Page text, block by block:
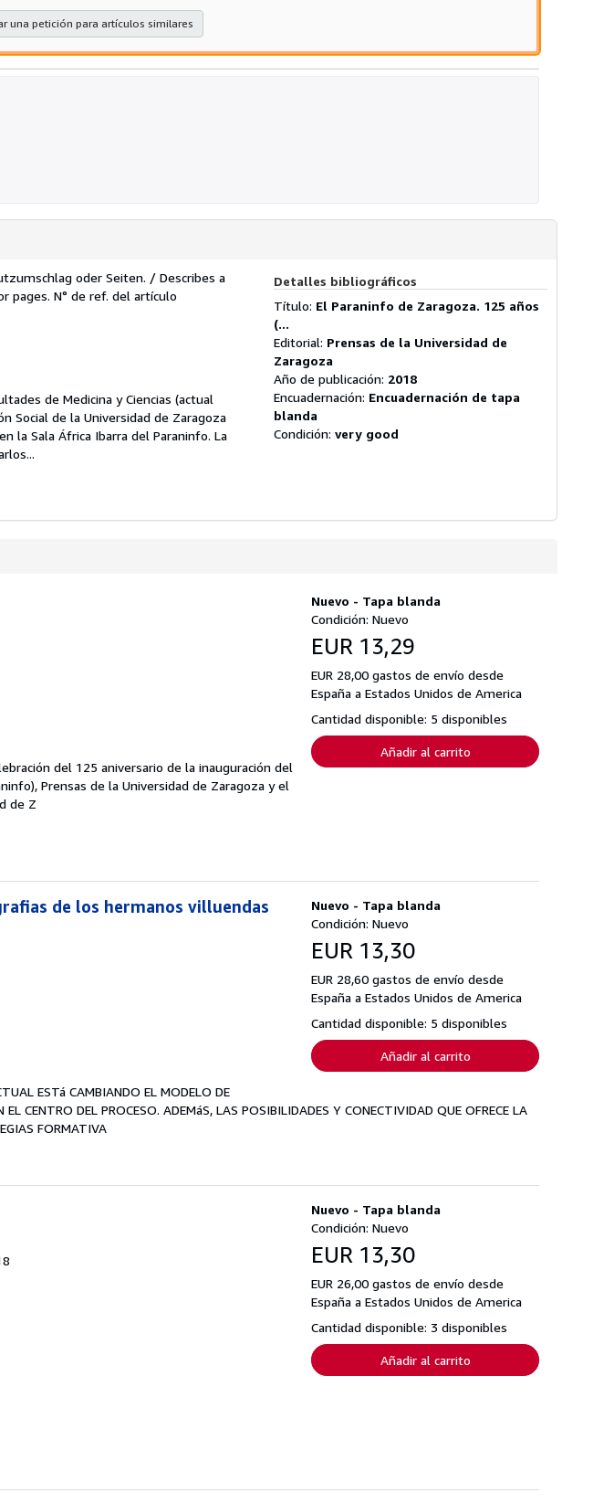
estrellas
una petición para artículos similares
oder Seiten. / Describes a
pages. N° de ref. del artículo
de Medicina y Ciencias (actual
Social de la Universidad de Zaragoza
la Sala África Ibarra del Paraninfo. La
Detalles bibliográficos
Título: El Paraninfo de Zaragoza. 125 años
(...
Editorial: Prensas de la Universidad de
Zaragoza
Año de publicación: 2018
Encuadernación: Encuadernación de tapa
blanda
Condición: very good
Nuevo - Tapa blanda
Condición: Nuevo
EUR 13,29
EUR 28,00 gastos de envío desde
España a Estados Unidos de America
Cantidad disponible: 5 disponibles
Añadir al carrito
del 125 aniversario de la inauguración del
Prensas de la Universidad de Zaragoza y el
de Z
Nuevo - Tapa blanda
Condición: Nuevo
EUR 13,30
EUR 28,60 gastos de envío desde
España a Estados Unidos de America
Cantidad disponible: 5 disponibles
Añadir al carrito
de los hermanos villuendas
ESTá CAMBIANDO EL MODELO DE
CENTRO DEL PROCESO. ADEMáS, LAS POSIBILIDADES Y CONECTIVIDAD QUE OFRECE LA
FORMATIVA
Nuevo - Tapa blanda
Condición: Nuevo
EUR 13,30
EUR 26,00 gastos de envío desde
España a Estados Unidos de America
Cantidad disponible: 3 disponibles
Añadir al carrito